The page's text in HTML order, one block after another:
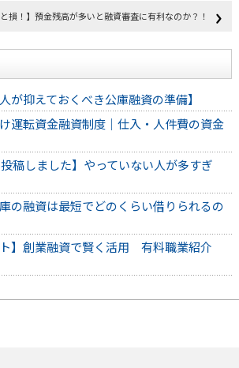
と損！】預金残高が多いと融資審査に有利なのか？！
が抑えておくべき公庫融資の準備】
運転資金融資制度｜仕入・人件費の資金
稿しました】やっていない人が多すぎ
の融資は最短でどのくらい借りられるの
ト】創業融資で賢く活用 有料職業紹介